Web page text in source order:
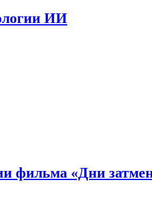
ИИ
фильма «Дни